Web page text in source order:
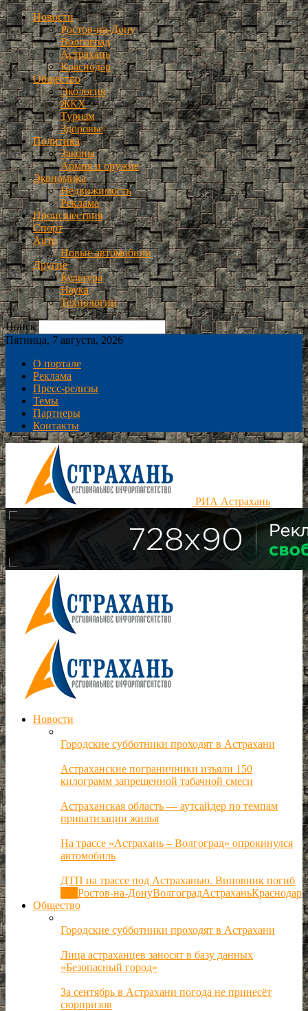
Новости
Ростов-на-Дону
Волгоград
Астрахань
Краснодар
Общество
Экология
ЖКХ
Туризм
Здоровье
Политика
Законы
Армия и оружие
Экономика
Недвижимость
Реклама
Происшествия
Спорт
Авто
Новые автомобили
Другие
Культура
Наука
Технологии
Поиск
Пятница, 7 августа, 2026
О портале
Реклама
Пресс-релизы
Темы
Партнеры
Контакты
РИА Астрахань
Новости
Городские субботники проходят в Астрахани
Астраханские пограничники изъяли 150
килограмм запрещенной табачной смеси
Астраханская область — аутсайдер по темпам
приватизации жилья
На трассе «Астрахань – Волгоград» опрокинулся
автомобиль
ДТП на трассе под Астраханью. Виновник погиб
Ростов-на-ДонуВолгоградАстраханьКраснодар
Общество
Городские субботники проходят в Астрахани
Лица астраханцев заносят в базу данных
«Безопасный город»
За сентябрь в Астрахани погода не принесёт
сюрпризов